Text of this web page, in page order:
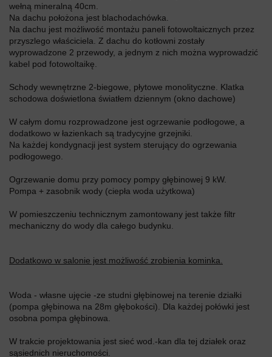
wełną mineralną 40cm.
Na dachu położona jest blachodachówka.
Na dachu jest możliwość montażu paneli fotowoltaicznych przez
przyszlego właściciela. Z dachu do kotłowni zostały
wyprowadzone 2 przewody, a jednym z nich można wyprowadzić
kabel pod fotowoltaikę.
Schody wewnętrzne 2-biegowe, płytowe monolityczne. Klatka
schodowa doświetlona światłem dziennym (okno dachowe)
W całym domu rozprowadzone jest ogrzewanie podłogowe, a
dodatkowo w łazienkach są tradycyjne grzejniki.
Na każdej kondygnacji jest system sterujący do ogrzewania
podłogowego.
Ogrzewanie domu przy pomocy pompy głębinowej 9 kW.
Pompa + zasobnik wody (ciepła woda użytkowa)
W pomieszczeniu technicznym zamontowany jest także filtr
mechaniczny do wody dla całego budynku.
Dodatkowo w salonie jest możliwość zrobienia kominka.
Woda - własne ujęcie -ze studni głębinowej na terenie działki
(pompa głębinowa na 28m głębokości). Dla każdej połówki jest
osobna pompa głębinowa.
W trakcie projektowania jest sieć wod.-kan dla tej działek oraz
sąsiednich nieruchomości.